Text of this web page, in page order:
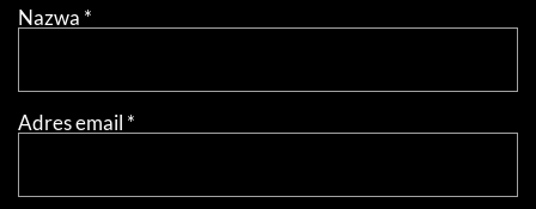
Nazwa *
Adres email *